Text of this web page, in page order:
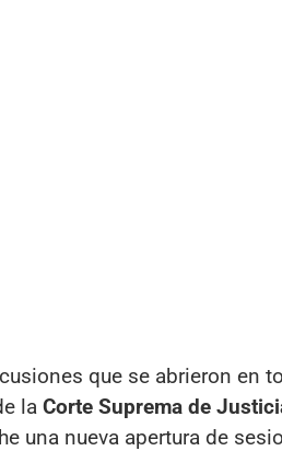
que se abrieron en
la Corte Suprema de
una nueva apertura de